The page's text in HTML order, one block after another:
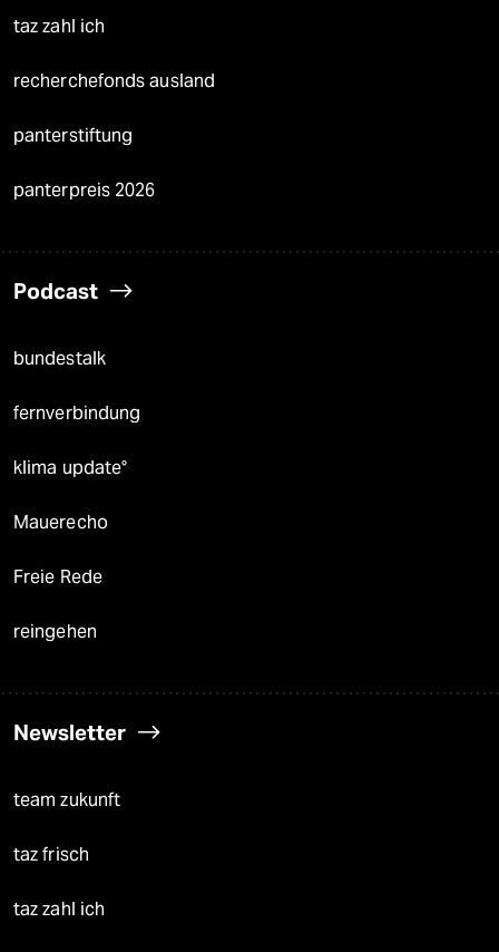
taz zahl ich
recherchefonds ausland
panterstiftung
panterpreis 2026
Podcast
bundestalk
fernverbindung
klima update°
Mauerecho
Freie Rede
reingehen
Newsletter
team zukunft
taz frisch
taz zahl ich